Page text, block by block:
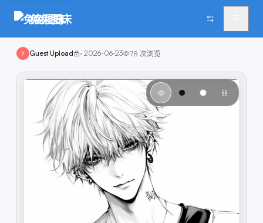
兔兔图床
? Guest Upload · 2026-06-23 78 次浏览